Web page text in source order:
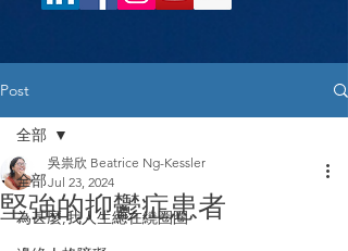
Post
全部
為甚麼,我人生總在繞圈圈
全部
堅強的抑鬱症患者
吳祟欣 Beatrice Ng-Kessler
Jul 23, 2024